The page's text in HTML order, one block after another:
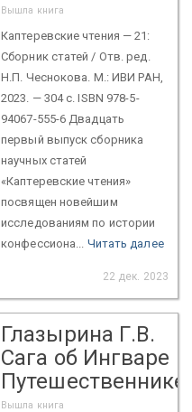
Вышла книга
Каптеревские чтения — 21:
Сборник статей / Отв. ред.
Н.П. Чеснокова. М.: ИВИ РАН,
2023. — 304 с. ISBN 978-5-
94067-555-6 Двадцать
первый выпуск сборника
научных статей
«Каптеревские чтения»
посвящен новейшим
исследованиям по истории
конфессиона... Читать далее
22 дек. 2023
Глазырина Г.В.
Сага об Ингваре
Путешественнике
Вышла книга